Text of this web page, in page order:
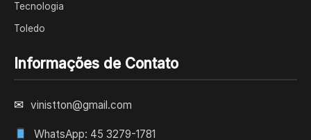
Tecnologia
Toledo
Informações de Contato
✉ vinistton@gmail.com
WhatsApp: 45 3279-1781